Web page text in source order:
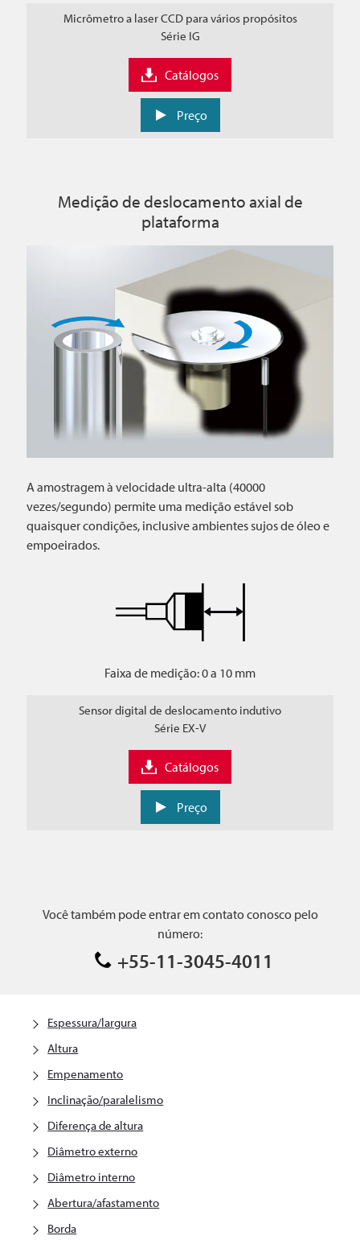
Micrômetro a laser CCD para vários propósitos
Série IG
Catálogos
Preço
Medição de deslocamento axial de
plataforma
A amostragem à velocidade ultra-alta (40000
vezes/segundo) permite uma medição estável sob
quaisquer condições, inclusive ambientes sujos de óleo e
empoeirados.
Faixa de medição: 0 a 10 mm
Sensor digital de deslocamento indutivo
Série EX-V
Catálogos
Preço
Você também pode entrar em contato conosco pelo
número:
+55-11-3045-4011
Espessura/largura
Altura
Empenamento
Inclinação/paralelismo
Diferença de altura
Diâmetro externo
Diâmetro interno
Abertura/afastamento
Borda